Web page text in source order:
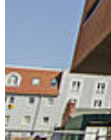
Karte
Campus Innenstadt
Soldmannstraße Campus